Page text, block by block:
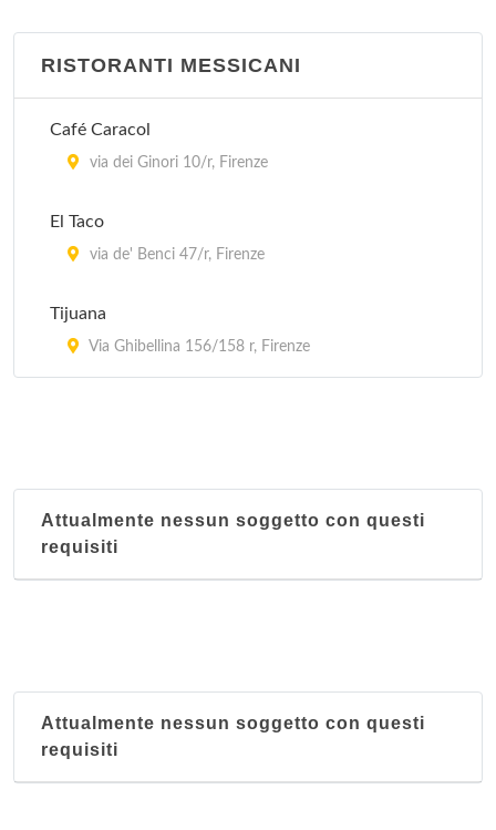
RISTORANTI MESSICANI
Café Caracol
via dei Ginori 10/r, Firenze
El Taco
via de' Benci 47/r, Firenze
Tijuana
Via Ghibellina 156/158 r, Firenze
Attualmente nessun soggetto con questi
requisiti
Attualmente nessun soggetto con questi
requisiti